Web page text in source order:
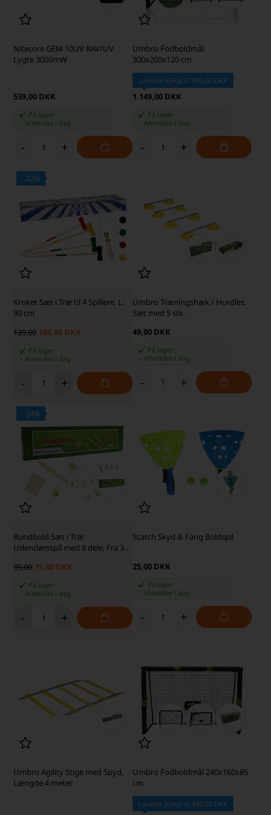
Nitecore GEM 10UV RAV/UV
Lygte 3000mW
539,00 DKK
På lager
-Afsendes i dag
- +
Umbro Fodboldmål
300x200x120 cm
Laveste stykpris: 999,00 DKK
1.149,00 DKK
På lager
Afsendes i dag
- +
- 22%
Kroket Sæt i Træ til 4 Spillere, L:
90 cm
129,00 100,00 DKK
På lager
Afsendes i dag
- +
Umbro Træningshæk / Hurdles.
Sæt med 5 stk.
49,00 DKK
På lager
Afsendes i dag
- +
- 24%
Rundbold Sæt i Træ
Udendørsspil med 8 dele, Fra 3
99,00 75,00 DKK
På lager
-Afsendes i dag
- +
Scatch Skyd & Fang Boldspil
25,00 DKK
På lager
Afsendes i dag
- +
Umbro Agility Stige med Spyd,
Længde 4 meter
Umbro Fodboldmål 240x160x85
cm
Laveste stykpris: 849,00 DKK